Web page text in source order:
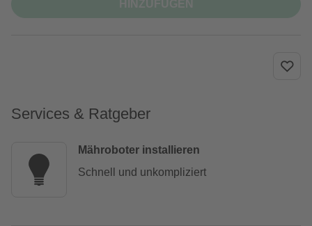
Services & Ratgeber
Mähroboter installieren
Schnell und unkompliziert